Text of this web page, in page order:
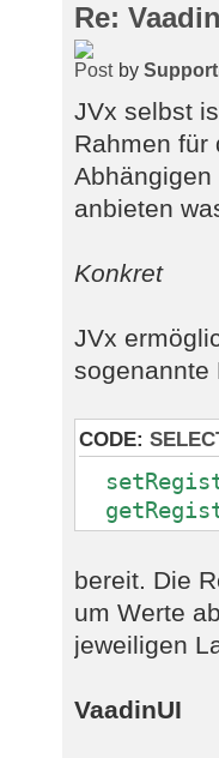
Re:
by
JVx selbst
Rahmen für
anbieten
Konkret
JVx
sogenannte
CODE:
bereit. Die
um Werte
jeweiligen
VaadinUI